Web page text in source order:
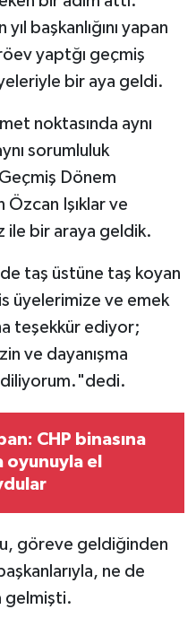
başkanlığını yapan
yaptğı geçmiş
bir aya geldi.
noktasında aynı
sorumluluk
Dönem
Özcan Işıklar ve
ile bir araya geldik.
taş üstüne taş koyan
üyelerimize ve emek
teşekkür ediyor;
ve dayanışma
diliyorum."dedi.
CHP binasına
oyunuyla el
göreve geldiğinden
ne de
gelmişti.